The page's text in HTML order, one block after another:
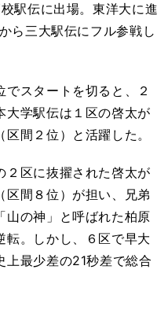
駅伝に出場。東洋大に進
ら三大駅伝にフル参戦し
スタートを切ると、２
大学駅伝は１区の啓太が
間２位）と活躍した。
区に抜擢された啓太が
区間８位）が担い、兄弟
山の神」と呼ばれた柏原
転。しかし、６区で早大
上最少差の21秒差で総合